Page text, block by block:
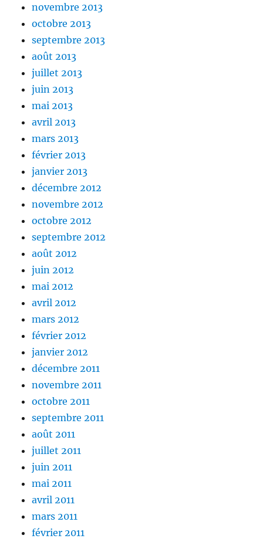
novembre 2013
octobre 2013
septembre 2013
août 2013
juillet 2013
juin 2013
mai 2013
avril 2013
mars 2013
février 2013
janvier 2013
décembre 2012
novembre 2012
octobre 2012
septembre 2012
août 2012
juin 2012
mai 2012
avril 2012
mars 2012
février 2012
janvier 2012
décembre 2011
novembre 2011
octobre 2011
septembre 2011
août 2011
juillet 2011
juin 2011
mai 2011
avril 2011
mars 2011
février 2011